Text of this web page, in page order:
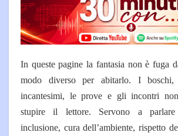
In queste pagine la fantasia non è fuga
modo diverso per abitarlo. I
incantesimi, le prove e gli incontri
stupire il lettore. Servono a
inclusione, cura dell’ambiente, rispetto